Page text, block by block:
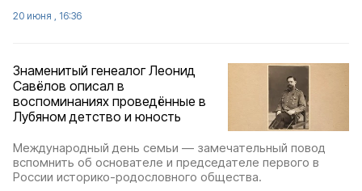
20 июня , 16:36
Знаменитый генеалог Леонид
Савёлов описал в
воспоминаниях проведённые в
Лубяном детство и юность
Международный день семьи — замечательный повод
вспомнить об основателе и председателе первого в
России историко-родословного общества.